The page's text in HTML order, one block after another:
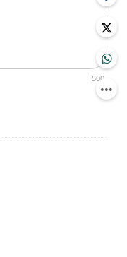
500